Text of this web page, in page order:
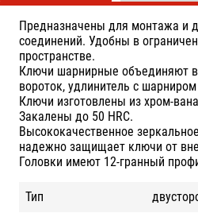
Предназначены для монтажа и
соединений. Удобны в
пространстве.
Ключи шарнирные объединяют в
вороток, удлинитель с
Ключи изготовлены из хром-
Закалены до 50 HRC.
Высококачественное
надежно защищает ключи от
Головки имеют 12-гранный
Тип